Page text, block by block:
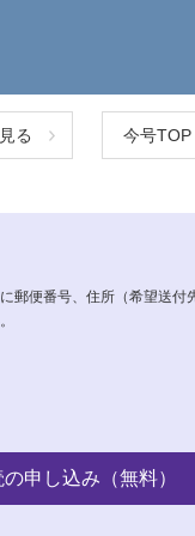
る 今号TOP
郵便番号、住所（希望送付
の申し込み（無料）